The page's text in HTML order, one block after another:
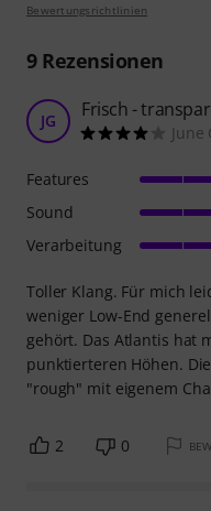
Bewertungsrichtlinien
9Rezensionen
JG Frisch -
June
Toller Klang. Für mich
weniger Low-End
gehört. Das Atlantis hat
punktierteren Höhen.
"rough" mit eigenem
Features
Sound
Verarbeitung
2 0